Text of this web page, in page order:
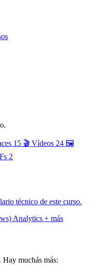
15 🎬 Vídeos 24 🖼️
2
técnico de este curso.
Analytics + más
Hay muchás más: